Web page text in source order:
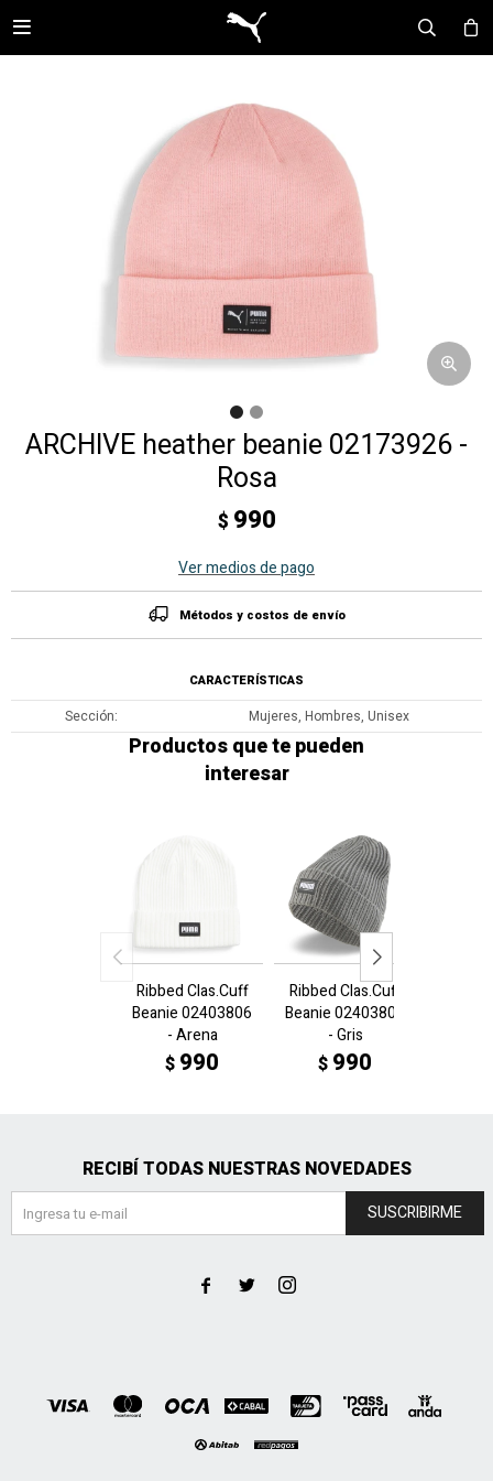

ARCHIVE heather beanie 02173926 -
Rosa
$ 990
Ver medios de pago
Métodos y costos de envío
CARACTERÍSTICAS
Sección Mujeres, Hombres, Unisex
Productos que te pueden
interesar
Ribbed Clas.Cuff
Beanie 02403806
- Arena
$ 990
Ribbed Clas.Cuff
Beanie 02403803
- Gris
$ 990
RECIBÍ TODAS NUESTRAS NOVEDADES
SUSCRIBIRME
  